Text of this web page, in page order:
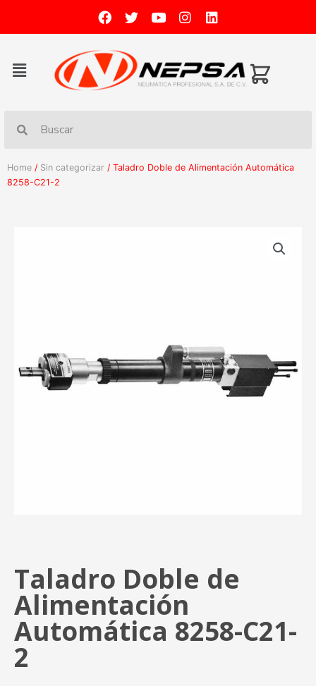
Home / Sin categorizar / Taladro Doble de Alimentación Automática
8258-C21-2
Taladro Doble de
Alimentación
Automática 8258-C21-
2